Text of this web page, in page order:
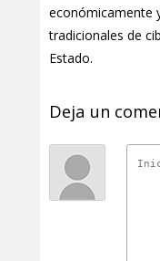
económicamente
tradicionales de
Estado.
Deja un